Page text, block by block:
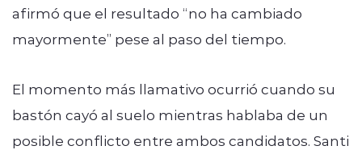
afirmó que el resultado “no ha cambiado
mayormente” pese al paso del tiempo.
El momento más llamativo ocurrió cuando su
bastón cayó al suelo mientras hablaba de un
posible conflicto entre ambos candidatos. Santi